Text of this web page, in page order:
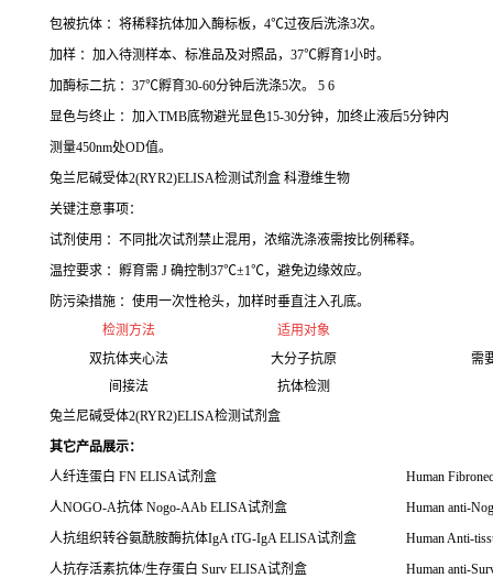
包被抗体 ：将稀释抗体加入酶标板，4℃过夜后洗涤3次。
加样 ：加入待测样本、标准品及对照品，37℃孵育1小时。
加酶标二抗 ：37℃孵育30-60分钟后洗涤5次。 5 6
显色与终止 ：加入TMB底物避光显色15-30分钟，加终止液后5分钟内
测量450nm处OD值。
兔兰尼碱受体2(RYR2)ELISA检测试剂盒 科澄维生物
关键注意事项：
试剂使用 ：不同批次试剂禁止混用，浓缩洗涤液需按比例稀释。
温控要求 ：孵育需 J 确控制37℃±1℃，避免边缘效应。
防污染措施 ：使用一次性枪头，加样时垂直注入孔底。
检测方法
适用对象
双抗体夹心法
大分子抗原
需
间接法
抗体检测
兔兰尼碱受体2(RYR2)ELISA检测试剂盒
其它产品展示：
人纤连蛋白 FN ELISA试剂盒
Human
人NOGO-A抗体 Nogo-AAb ELISA试剂盒
Human anti-
人抗组织转谷氨酰胺酶抗体IgA tTG-IgA ELISA试剂盒
Human Anti-
人抗存活素抗体/生存蛋白 Surv ELISA试剂盒
Human anti-